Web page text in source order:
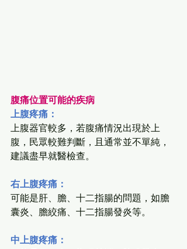
腹痛位置可能的疾病
上腹疼痛：
上腹器官較多，若腹痛情況出現於上
腹，民眾較難判斷，且通常並不單純，
建議盡早就醫檢查。
右上腹疼痛：
可能是肝、膽、十二指腸的問題，如膽
囊炎、膽絞痛、十二指腸發炎等。
中上腹疼痛：